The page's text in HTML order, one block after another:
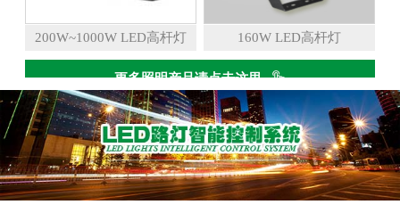
200W~1000W LED高杆灯 160W LED高杆灯
更多照明产品请点击这里